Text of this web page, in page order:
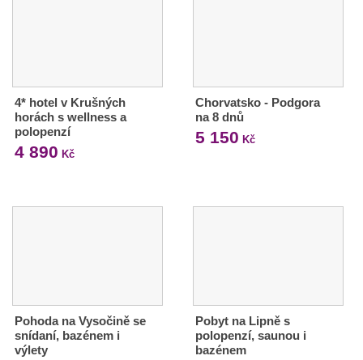
4* hotel v Krušných
horách s wellness a
polopenzí
4 890 Kč
Chorvatsko - Podgora
na 8 dnů
5 150 Kč
Pohoda na Vysočině se
snídaní, bazénem i
výlety
Pobyt na Lipně s
polopenzí, saunou i
bazénem